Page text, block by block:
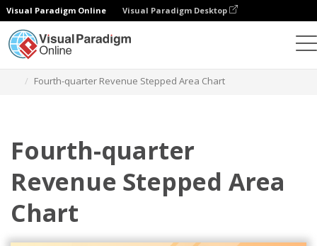
Visual Paradigm Online Visual Paradigm Desktop
Fourth-quarter Revenue Stepped Area Chart
Fourth-quarter
Revenue Stepped Area
Chart